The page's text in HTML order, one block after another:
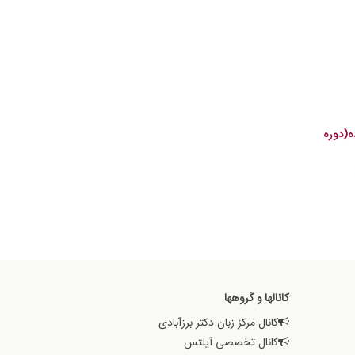
کانالها و گروهها
کانال مرکز زبان دکتر برزآبادی
کانال تخصصی آیلتس